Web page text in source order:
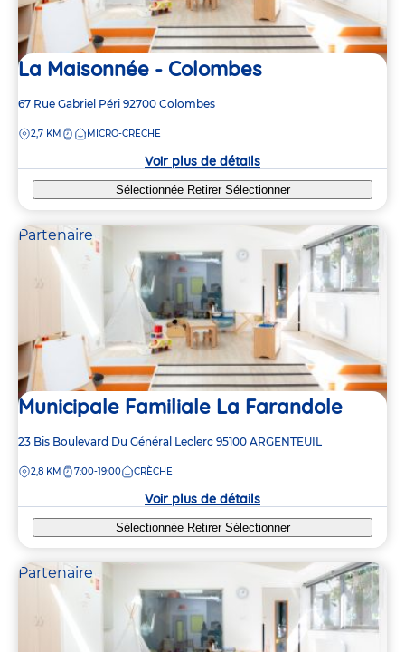
La Maisonnée - Colombes
Adresse
la
67 Rue Gabriel Péri 92700 Colombes
DISTANCE
2,7 KM MICRO-CRÈCHE
Voir plus de détails
Sélectionnée Retirer Sélectionner
Partenaire
Municipale Familiale La Farandole
Adresse
la
23 Bis Boulevard Du Général Leclerc 95100 ARGENTEUIL
DISTANCE
2,8 KM 7:00-19:00 CRÈCHE
Voir plus de détails
Sélectionnée Retirer Sélectionner
Partenaire